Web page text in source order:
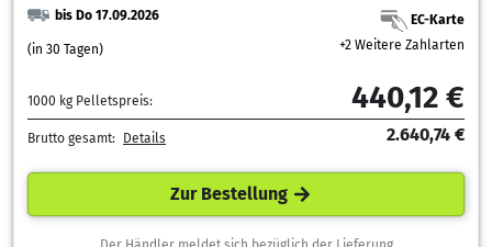
bis Do 17.09.2026
(in 30 Tagen)
EC-Karte
+2 Weitere Zahlarten
1000 kg Pelletspreis: 440,12 €
Brutto gesamt: Details 2.640,74 €
Zur Bestellung